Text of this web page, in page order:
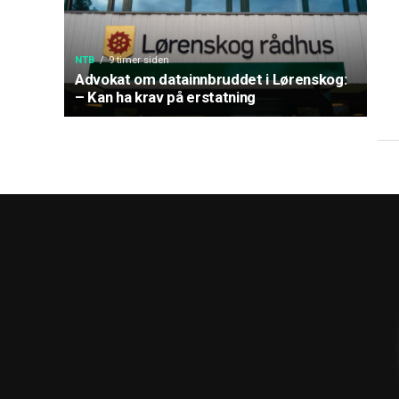
NTB 9 timer siden
Advokat om datainnbruddet i Lørenskog:
– Kan ha krav på erstatning